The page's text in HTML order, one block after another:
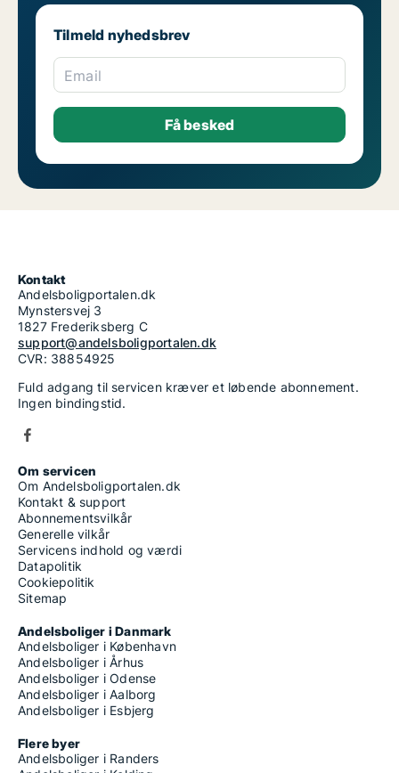
Tilmeld nyhedsbrev
Email
Kontakt
Andelsboligportalen.dk
Mynstersvej 3
1827 Frederiksberg C
support@andelsboligportalen.dk
CVR: 38854925
Fuld adgang til servicen kræver et løbende abonnement.
Ingen bindingstid.
Om servicen
Om Andelsboligportalen.dk
Kontakt & support
Abonnementsvilkår
Generelle vilkår
Servicens indhold og værdi
Datapolitik
Cookiepolitik
Sitemap
Andelsboliger i Danmark
Andelsboliger i København
Andelsboliger i Århus
Andelsboliger i Odense
Andelsboliger i Aalborg
Andelsboliger i Esbjerg
Flere byer
Andelsboliger i Randers